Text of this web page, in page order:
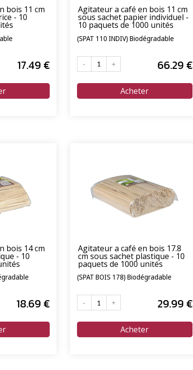
bois 11 cm
- 10
17.49 €
Agitateur a café en bois 11 cm
sous sachet papier individuel -
10 paquets de 1000 unités
(SPAT 110 INDIV) Biodégradable
66.29 €
bois 14 cm
- 10
18.69 €
Agitateur a café en bois 17.8
cm sous sachet plastique - 10
paquets de 1000 unités
(SPAT BOIS 178) Biodégradable
29.99 €